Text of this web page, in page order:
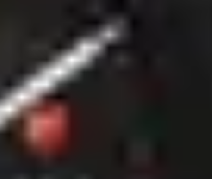
Guías de Compra